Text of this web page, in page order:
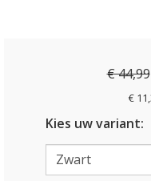
€ 44,99
€
Kies uw variant: